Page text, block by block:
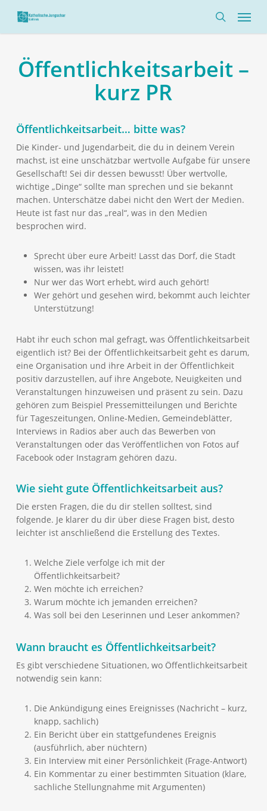
main
Menü
Öffentlichkeitsarbeit –
kurz PR
Öffentlichkeitsarbeit… bitte was?
Die Kinder- und Jugendarbeit, die du in deinem Verein
machst, ist eine unschätzbar wertvolle Aufgabe für unsere
Gesellschaft! Sei dir dessen bewusst! Über wertvolle,
wichtige „Dinge“ sollte man sprechen und sie bekannt
machen. Unterschätze dabei nicht den Wert der Medien.
Heute ist fast nur das „real“, was in den Medien
besprochen wird.
Sprecht über eure Arbeit! Lasst das Dorf, die Stadt
wissen, was ihr leistet!
Nur wer das Wort erhebt, wird auch gehört!
Wer gehört und gesehen wird, bekommt auch leichter
Unterstützung!
Habt ihr euch schon mal gefragt, was Öffentlichkeitsarbeit
eigentlich ist? Bei der Öffentlichkeitsarbeit geht es darum,
eine Organisation und ihre Arbeit in der Öffentlichkeit
positiv darzustellen, auf ihre Angebote, Neuigkeiten und
Veranstaltungen hinzuweisen und präsent zu sein. Dazu
gehören zum Beispiel Pressemitteilungen und Berichte
für Tageszeitungen, Online-Medien, Gemeindeblätter,
Interviews in Radios aber auch das Bewerben von
Veranstaltungen oder das Veröffentlichen von Fotos auf
Facebook oder Instagram gehören dazu.
Wie sieht gute Öffentlichkeitsarbeit aus?
Die ersten Fragen, die du dir stellen solltest, sind
folgende. Je klarer du dir über diese Fragen bist, desto
leichter ist anschließend die Erstellung des Textes.
Welche Ziele verfolge ich mit der
Öffentlichkeitsarbeit?
Wen möchte ich erreichen?
Warum möchte ich jemanden erreichen?
Was soll bei den Leserinnen und Leser ankommen?
Wann braucht es Öffentlichkeitsarbeit?
Es gibt verschiedene Situationen, wo Öffentlichkeitsarbeit
notwendig sein kann:
Die Ankündigung eines Ereignisses (Nachricht – kurz,
knapp, sachlich)
Ein Bericht über ein stattgefundenes Ereignis
(ausführlich, aber nüchtern)
Ein Interview mit einer Persönlichkeit (Frage-Antwort)
Ein Kommentar zu einer bestimmten Situation (klare,
sachliche Stellungnahme mit Argumenten)